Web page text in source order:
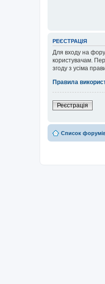
РЕЄСТРАЦІЯ
Для входу на
користувачам.
згоду з усіма
Правила
Реєстрація
Список